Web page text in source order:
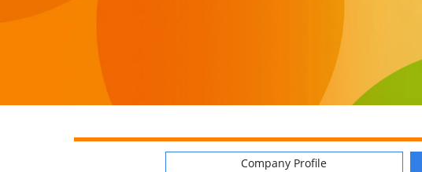
Company Profile